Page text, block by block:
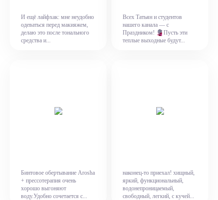
И ещё лайфхак: мне неудобно
одеваться перед макияжем,
делаю это после тонального
средства и...
Всех Татьян и студентов
нашего канала — с
Праздником! 💐Пусть эти
теплые выходные будут...
Бинтовое обертывание Arosha
+ прессотерапия очень
хорошо выгоняют
воду.Удобно сочетается с...
наконец-то приехал! хищный,
яркий, функциональный,
водонепроницаемый,
свободный, легкий, с кучей...